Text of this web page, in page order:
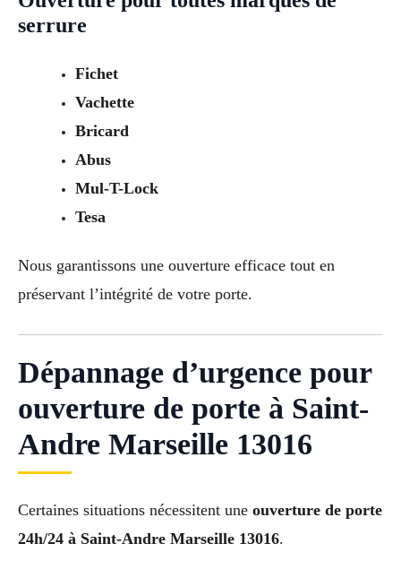
serrure
Fichet
Vachette
Bricard
Abus
Mul-T-Lock
Tesa
Nous garantissons une ouverture efficace tout en
préservant l’intégrité de votre porte.
Dépannage d’urgence pour
ouverture de porte à Saint-
Andre Marseille 13016
Certaines situations nécessitent une ouverture de porte
24h/24 à Saint-Andre Marseille 13016.